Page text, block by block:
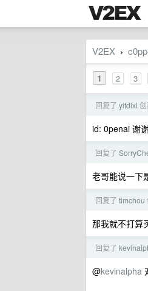
V2EX ›
1 2 3
回复了 yitdlxl
id: 0penai 谢
回复了
老哥能说一下
回复了 timchou
那我就不打算
回复了
@kevinalpha